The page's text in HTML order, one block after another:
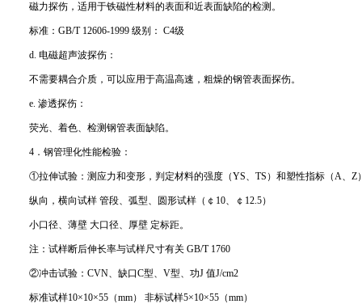
磁力探伤，适用于铁磁性材料的表面和近表面缺陷的检测。
标准：GB/T 12606-1999 级别： C4级
d. 电磁超声波探伤：
不需要耦合介质，可以应用于高温高速，粗燥的钢管表面探伤。
e. 渗透探伤：
荧光、着色、检测钢管表面缺陷。
4．钢管理化性能检验：
①拉伸试验：测应力和变形，判定材料的强度（YS、TS）和塑性指标（A、Z
纵向，横向试样 管段、弧型、圆形试样（￠10、￠12.5）
小口径、薄壁 大口径、厚壁 定标距。
注：试样断后伸长率与试样尺寸有关 GB/T 1760
②冲击试验：CVN、缺口C型、V型、功J 值J/cm2
标准试样10×10×55（mm） 非标试样5×10×55（mm）